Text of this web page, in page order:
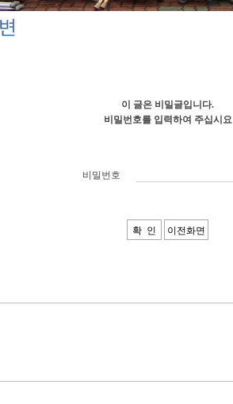
이 글은 비밀글입니다.
비밀번호를 입력하여 주십시요
비밀번호